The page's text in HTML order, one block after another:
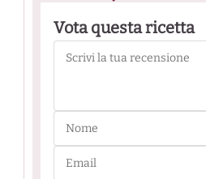
Vota questa ricetta